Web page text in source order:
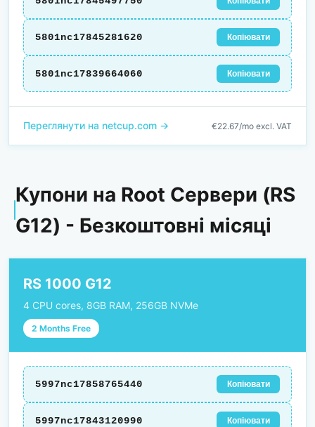
5801nc17845281620 Копіювати
5801nc17839664060 Копіювати
Переглянути на netcup.com → €22.67/mo excl. VAT
Купони на Root Сервери (RS
G12) - Безкоштовні місяці
RS 1000 G12
4 CPU cores, 8GB RAM, 256GB NVMe
2 Months Free
5997nc17858765440 Копіювати
5997nc17843120990 Копіювати